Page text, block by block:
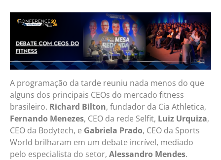
A programação da tarde reuniu nada menos do que
alguns dos principais CEOs do mercado fitness
brasileiro. Richard Bilton, fundador da Cia Athletica,
Fernando Menezes, CEO da rede Selfit, Luiz Urquiza,
CEO da Bodytech, e Gabriela Prado, CEO da Sports
World brilharam em um debate incrível, mediado
pelo especialista do setor, Alessandro Mendes.